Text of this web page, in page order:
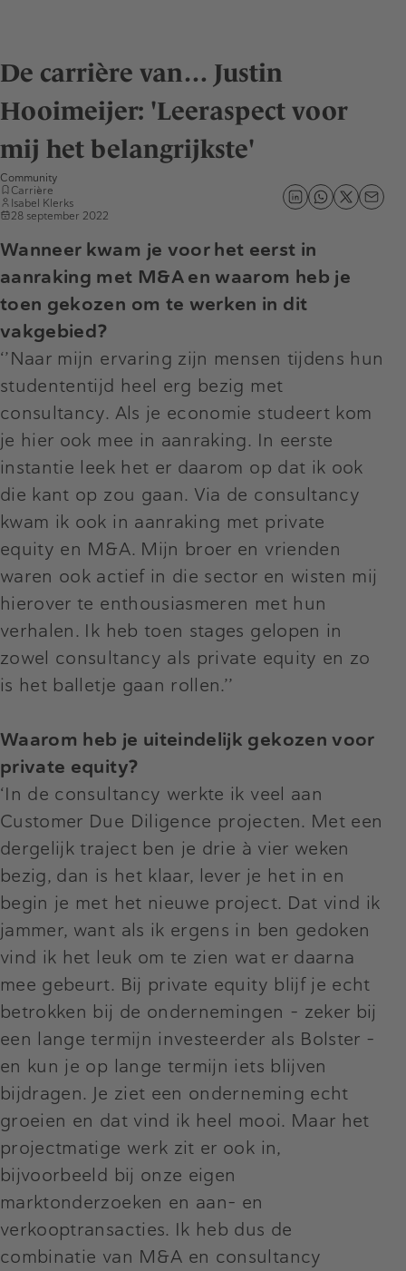
De carrière van… Justin
Hooimeijer: 'Leeraspect voor
mij het belangrijkste'
Community
Carrière
Isabel Klerks
28 september 2022
Wanneer kwam je voor het eerst in
aanraking met M&A en waarom heb je
toen gekozen om te werken in dit
vakgebied?
‘’Naar mijn ervaring zijn mensen tijdens hun
studententijd heel erg bezig met
consultancy. Als je economie studeert kom
je hier ook mee in aanraking. In eerste
instantie leek het er daarom op dat ik ook
die kant op zou gaan. Via de consultancy
kwam ik ook in aanraking met private
equity en M&A. Mijn broer en vrienden
waren ook actief in die sector en wisten mij
hierover te enthousiasmeren met hun
verhalen. Ik heb toen stages gelopen in
zowel consultancy als private equity en zo
is het balletje gaan rollen.’’
Waarom heb je uiteindelijk gekozen voor
private equity?
‘In de consultancy werkte ik veel aan
Customer Due Diligence projecten. Met een
dergelijk traject ben je drie à vier weken
bezig, dan is het klaar, lever je het in en
begin je met het nieuwe project. Dat vind ik
jammer, want als ik ergens in ben gedoken
vind ik het leuk om te zien wat er daarna
mee gebeurt. Bij private equity blijf je echt
betrokken bij de ondernemingen – zeker bij
een lange termijn investeerder als Bolster –
en kun je op lange termijn iets blijven
bijdragen. Je ziet een onderneming echt
groeien en dat vind ik heel mooi. Maar het
projectmatige werk zit er ook in,
bijvoorbeeld bij onze eigen
marktonderzoeken en aan- en
verkooptransacties. Ik heb dus de
combinatie van M&A en consultancy